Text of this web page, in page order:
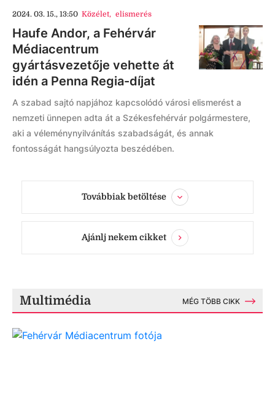
2024. 03. 15., 13:50 Közélet, elismerés
Haufe Andor, a Fehérvár
Médiacentrum
gyártásvezetője vehette át
idén a Penna Regia-díjat
A szabad sajtó napjához kapcsolódó városi elismerést a
nemzeti ünnepen adta át a Székesfehérvár polgármestere,
aki a véleménynyilvánítás szabadságát, és annak
fontosságát hangsúlyozta beszédében.
Továbbiak betöltése
Ajánlj nekem cikket
Multimédia MÉG TÖBB CIKK